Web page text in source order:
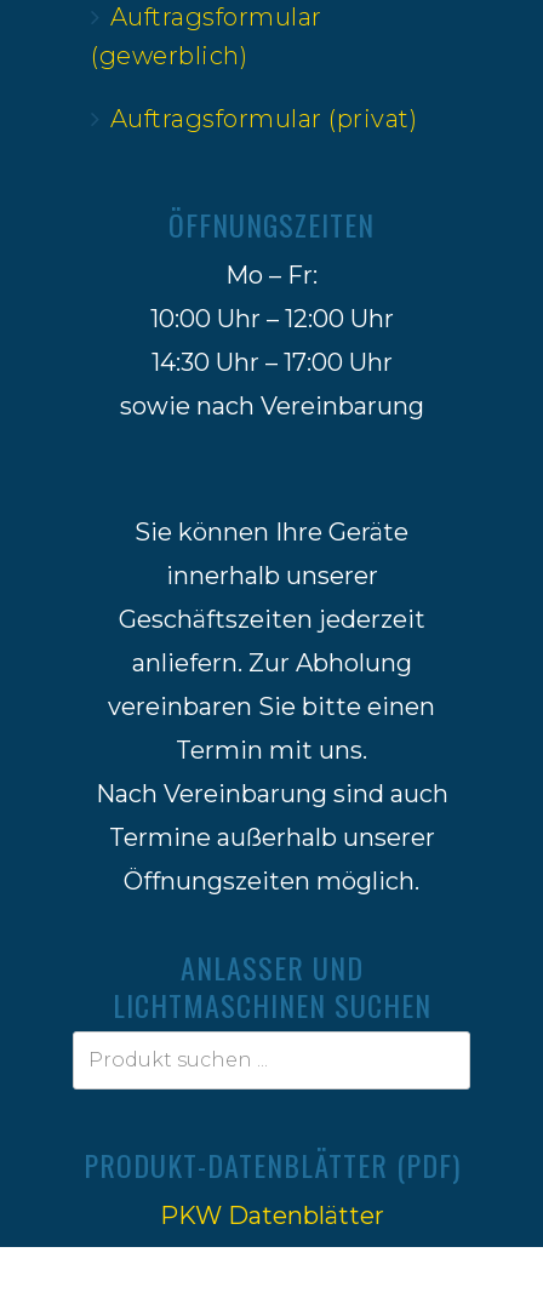
Auftragsformular
(gewerblich)
Auftragsformular (privat)
ÖFFNUNGSZEITEN
Mo – Fr:
10:00 Uhr – 12:00 Uhr
14:30 Uhr – 17:00 Uhr
sowie nach Vereinbarung
Sie können Ihre Geräte
innerhalb unserer
Geschäftszeiten jederzeit
anliefern. Zur Abholung
vereinbaren Sie bitte einen
Termin mit uns.
Nach Vereinbarung sind auch
Termine außerhalb unserer
Öffnungszeiten möglich.
ANLASSER UND
LICHTMASCHINEN SUCHEN
PRODUKT-DATENBLÄTTER (PDF)
PKW Datenblätter